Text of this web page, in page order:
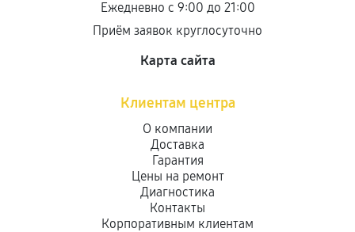
Ежедневно с 9:00 до 21:00
Приём заявок круглосуточно
Карта сайта
Клиентам центра
О компании
Доставка
Гарантия
Цены на ремонт
Диагностика
Контакты
Корпоративным клиентам